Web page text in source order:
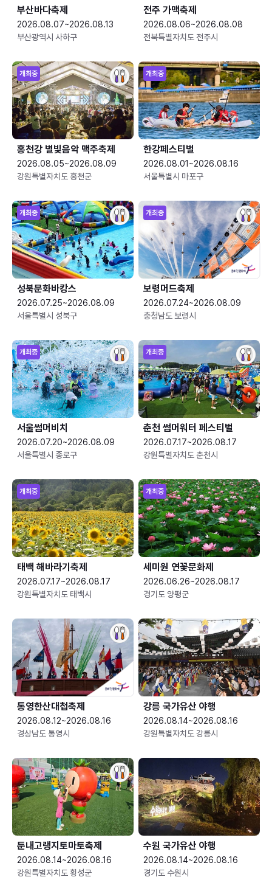
부산바다축제
2026.08.07~2026.08.13
부산광역시 사하구
전주 가맥축제
2026.08.06~2026.08.08
전북특별자치도 전주시
개최중
홍천강 별빛음악 맥주축제
2026.08.05~2026.08.09
강원특별자치도 홍천군
개최중
한강페스티벌
2026.08.01~2026.08.16
서울특별시 마포구
개최중
성북문화바캉스
2026.07.25~2026.08.09
서울특별시 성북구
개최중
보령머드축제
2026.07.24~2026.08.09
충청남도 보령시
개최중
서울썸머비치
2026.07.20~2026.08.09
서울특별시 종로구
개최중
춘천 썸머워터 페스티벌
2026.07.17~2026.08.17
강원특별자치도 춘천시
개최중
태백 해바라기축제
2026.07.17~2026.08.17
강원특별자치도 태백시
개최중
세미원 연꽃문화제
2026.06.26~2026.08.17
경기도 양평군
통영한산대첩축제
2026.08.12~2026.08.16
경상남도 통영시
강릉 국가유산 야행
2026.08.14~2026.08.16
강원특별자치도 강릉시
둔내고랭지토마토축제
2026.08.14~2026.08.16
강원특별자치도 횡성군
수원 국가유산 야행
2026.08.14~2026.08.16
경기도 수원시